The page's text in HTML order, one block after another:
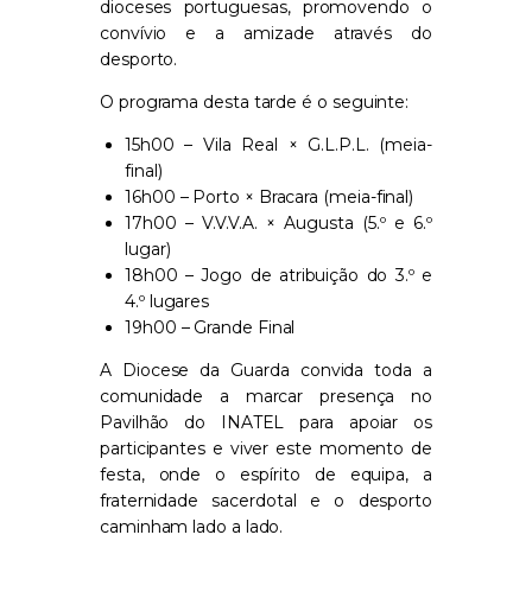
dioceses portuguesas, promovendo o
convívio e a amizade através do
desporto.
O programa desta tarde é o seguinte:
15h00 – Vila Real × G.L.P.L. (meia-
final)
16h00 – Porto × Bracara (meia-final)
17h00 – V.V.V.A. × Augusta (5.º e 6.º
lugar)
18h00 – Jogo de atribuição do 3.º e
4.º lugares
19h00 – Grande Final
A Diocese da Guarda convida toda a
comunidade a marcar presença no
Pavilhão do INATEL para apoiar os
participantes e viver este momento de
festa, onde o espírito de equipa, a
fraternidade sacerdotal e o desporto
caminham lado a lado.